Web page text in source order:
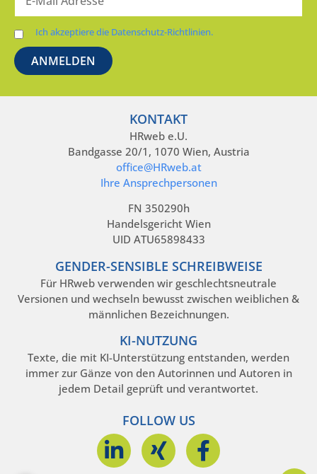
Ich akzeptiere die Datenschutz-Richtlinien.
KONTAKT
HRweb e.U.
Bandgasse 20/1, 1070 Wien, Austria
office@HRweb.at
Ihre Ansprechpersonen
FN 350290h
Handelsgericht Wien
UID ATU65898433
GENDER-SENSIBLE SCHREIBWEISE
Für HRweb verwenden wir geschlechtsneutrale
Versionen und wechseln bewusst zwischen weiblichen &
männlichen Bezeichnungen.
KI-NUTZUNG
Texte, die mit KI-Unterstützung entstanden, werden
immer zur Gänze von den Autorinnen und Autoren in
jedem Detail geprüft und verantwortet.
FOLLOW US